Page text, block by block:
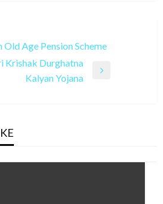
Age Pension Scheme
Krishak Durghatna
Kalyan Yojana